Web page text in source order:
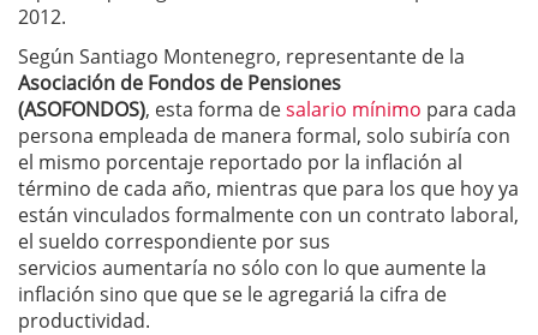
2012.
Según Santiago Montenegro, representante de la
Asociación de Fondos de Pensiones
(ASOFONDOS), esta forma desalario mínimo para cada
persona empleada de manera formal, solo subiría con
el mismo porcentaje reportado por la inflación al
término de cada año, mientras que para los que hoy ya
están vinculados formalmente con un contrato laboral,
el sueldo correspondiente por sus
servicios aumentaría no sólo con lo que aumente la
inflación sino que que se le agregariá la cifra de
productividad.